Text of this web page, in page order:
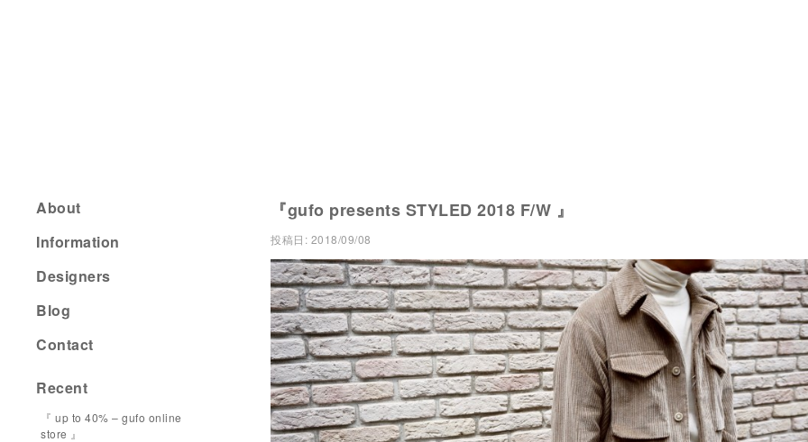
『gufo presents STYLED 2018 F/W 』
投稿日: 2018/09/08
About
Information
Designers
Blog
Contact
Recent
『 up to 40% – gufo online
store 』